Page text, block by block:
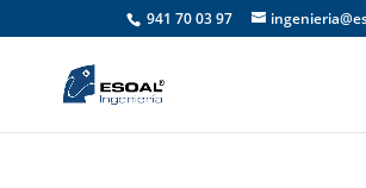
941 70 03 97